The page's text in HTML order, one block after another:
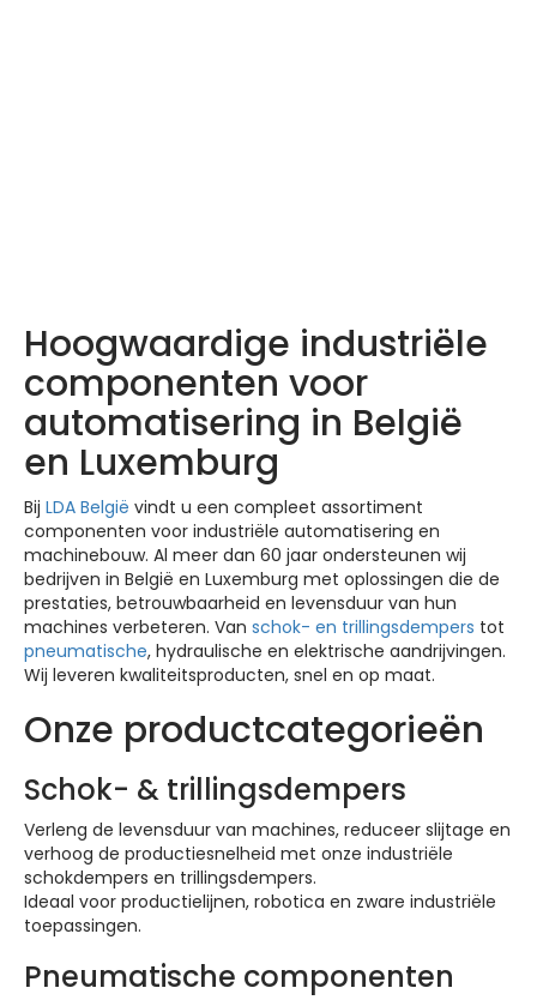
Hoogwaardige industriële
componenten voor
automatisering in België
en Luxemburg
Bij LDA België vindt u een compleet assortiment
componenten voor industriële automatisering en
machinebouw. Al meer dan 60 jaar ondersteunen wij
bedrijven in België en Luxemburg met oplossingen die de
prestaties, betrouwbaarheid en levensduur van hun
machines verbeteren. Van schok- en trillingsdempers tot
pneumatische, hydraulische en elektrische aandrijvingen.
Wij leveren kwaliteitsproducten, snel en op maat.
Onze productcategorieën
Schok- & trillingsdempers
Verleng de levensduur van machines, reduceer slijtage en
verhoog de productiesnelheid met onze industriële
schokdempers en trillingsdempers.
Ideaal voor productielijnen, robotica en zware industriële
toepassingen.
Pneumatische componenten